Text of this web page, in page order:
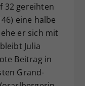
32 gereihten
eine halbe
er sich mit
Julia
Beitrag in
Grand-